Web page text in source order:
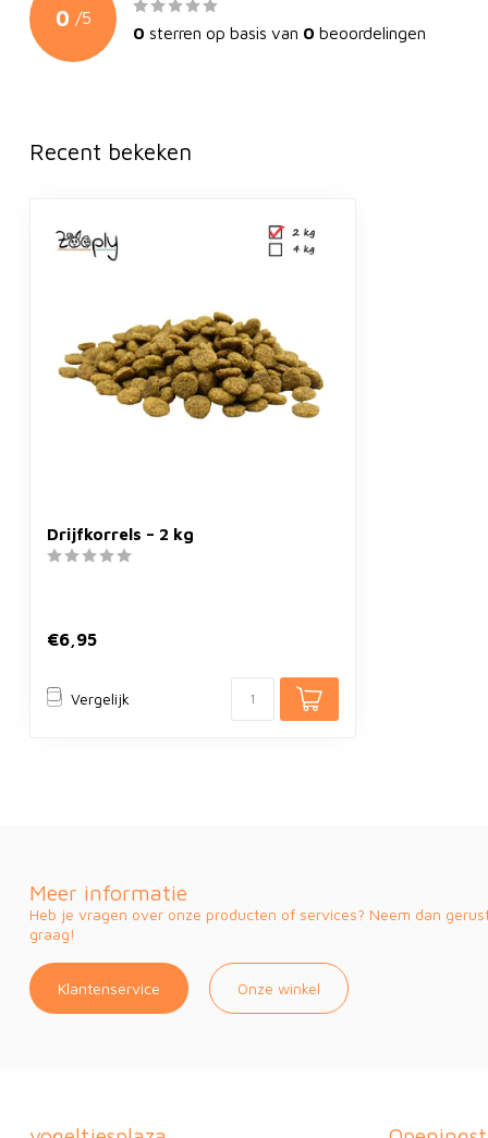
0 /5
0 sterren op basis van 0 beoordelingen
Recent bekeken
Drijfkorrels – 2 kg
€6,95
Vergelijk
Meer informatie
Heb je vragen over onze producten of services? Neem dan
graag!
Klantenservice Onze winkel